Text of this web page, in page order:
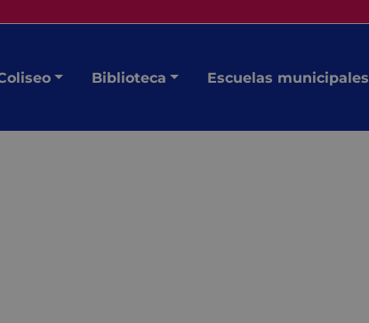
Biblioteca Escuelas municipales